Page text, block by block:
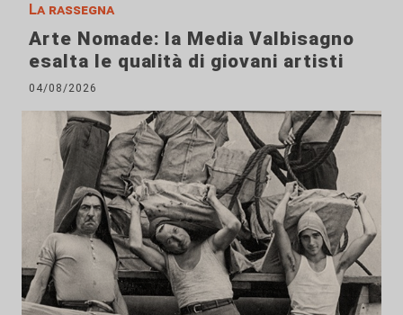
La rassegna
Arte Nomade: la Media Valbisagno
esalta le qualità di giovani artisti
04/08/2026